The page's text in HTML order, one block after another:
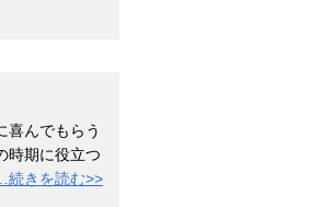
喜んでもらう
期に役立つ
…続きを読む>>